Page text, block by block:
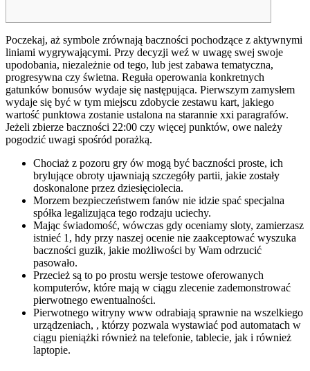
Poczekaj, aż symbole zrównają baczności pochodzące z aktywnymi
liniami wygrywającymi. Przy decyzji weź w uwagę swej swoje
upodobania, niezależnie od tego, lub jest zabawa tematyczna,
progresywna czy świetna. Reguła operowania konkretnych
gatunków bonusów wydaje się następująca. Pierwszym zamysłem
wydaje się być w tym miejscu zdobycie zestawu kart, jakiego
wartość punktowa zostanie ustalona na starannie xxi paragrafów.
Jeżeli zbierze baczności 22:00 czy więcej punktów, owe należy
pogodzić uwagi spośród porażką.
Chociaż z pozoru gry ów mogą być baczności proste, ich
brylujące obroty ujawniają szczegóły partii, jakie zostały
doskonalone przez dziesięciolecia.
Morzem bezpieczeństwem fanów nie idzie spać specjalna
spółka legalizująca tego rodzaju uciechy.
Mając świadomość, wówczas gdy oceniamy sloty, zamierzasz
istnieć 1, hdy przy naszej ocenie nie zaakceptować wyszuka
baczności guzik, jakie możliwości by Wam odrzucić
pasowało.
Przecież są to po prostu wersje testowe oferowanych
komputerów, które mają w ciągu zlecenie zademonstrować
pierwotnego ewentualności.
Pierwotnego witryny www odrabiają sprawnie na wszelkiego
urządzeniach, , którzy pozwala wystawiać pod automatach w
ciągu pieniążki również na telefonie, tablecie, jak i również
laptopie.